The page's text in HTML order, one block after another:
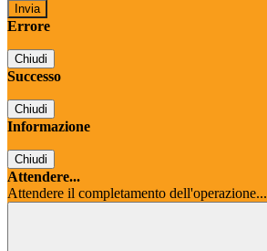
Errore
Chiudi
Successo
Chiudi
Informazione
Chiudi
Attendere...
Attendere il completamento dell'operazione...